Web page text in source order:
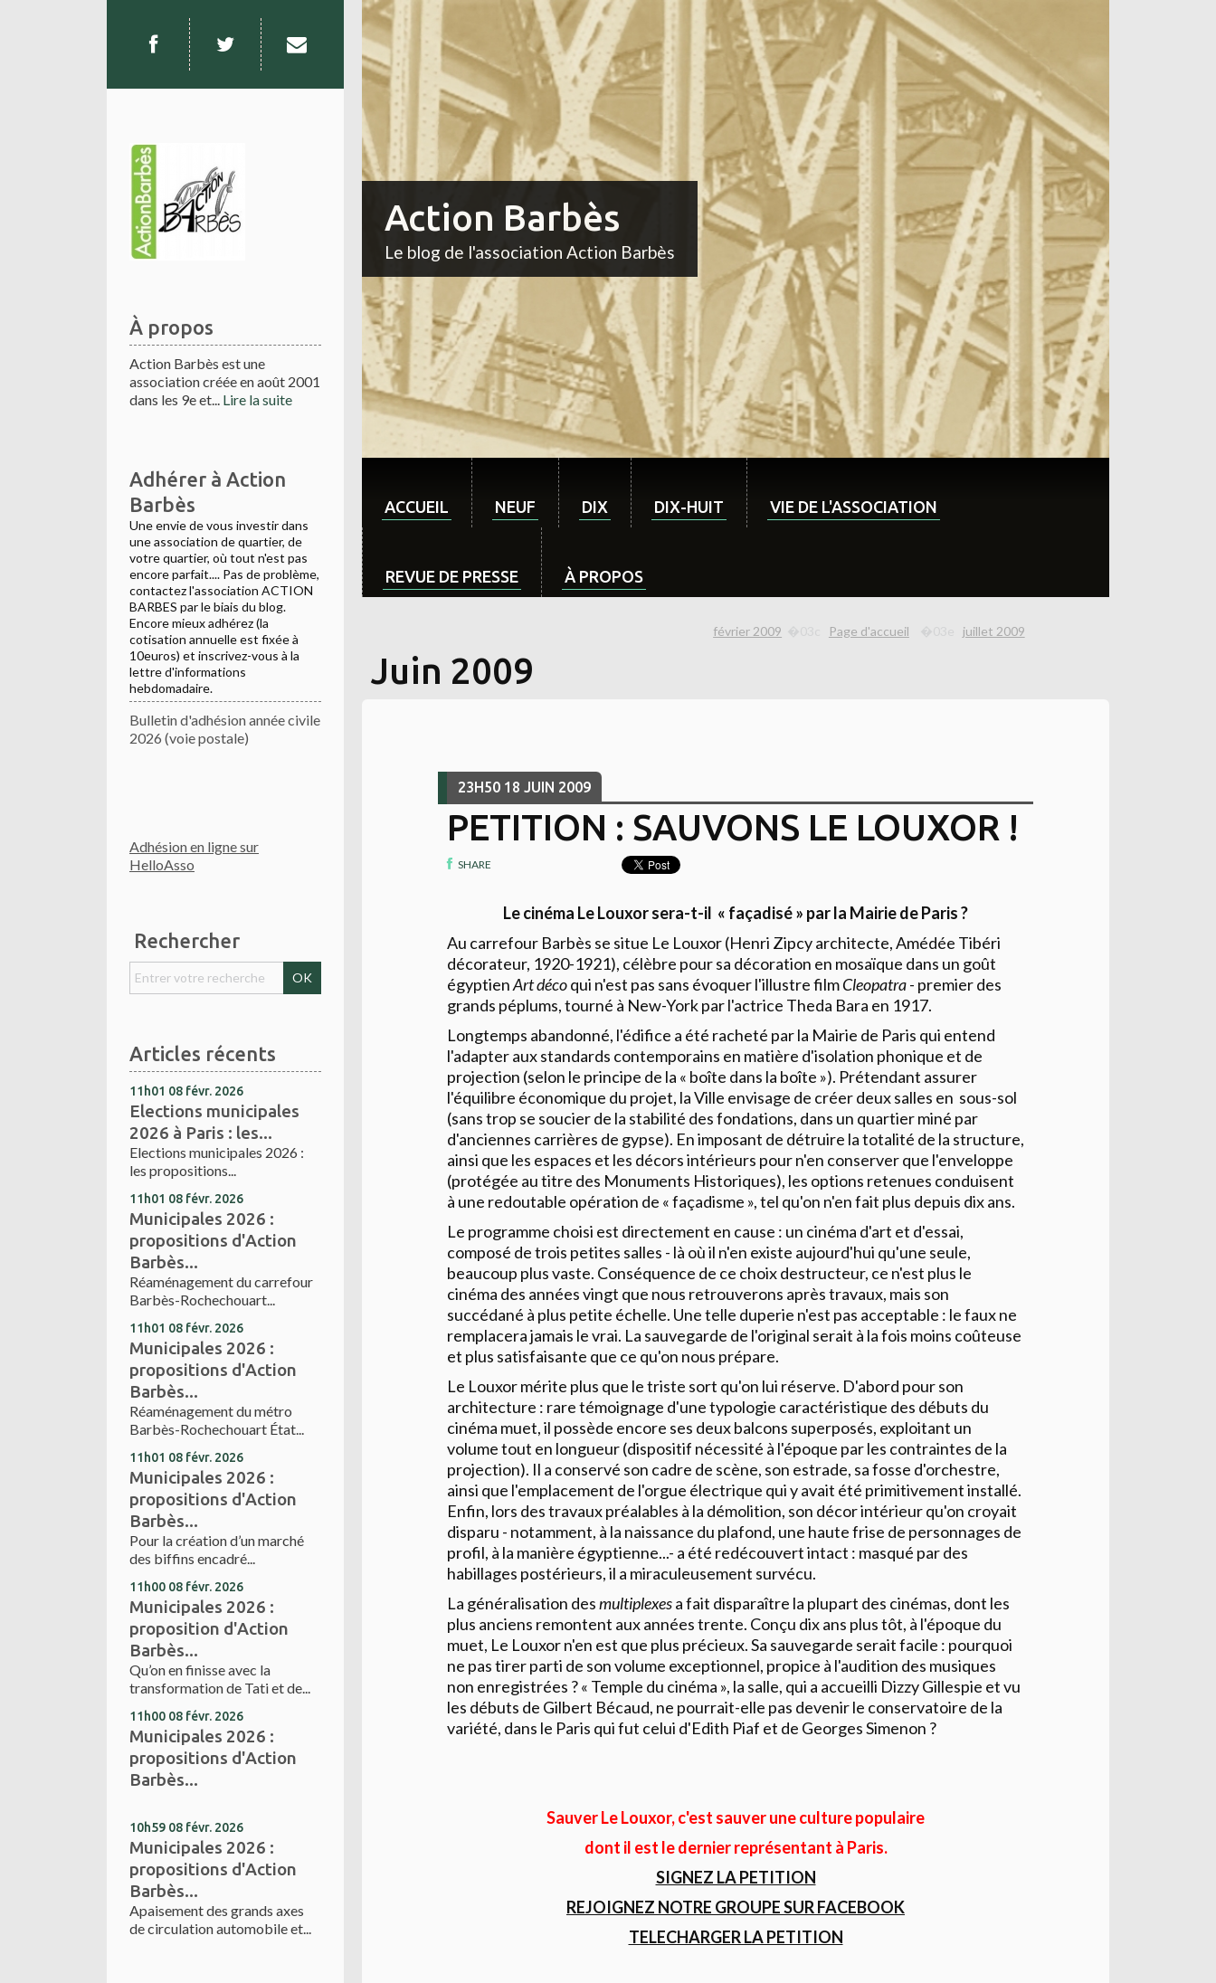
À propos
Action Barbès est une
association créée en août 2001
dans les 9e et... Lire la suite
Adhérer à Action
Barbès
Une envie de vous investir dans
une association de quartier, de
votre quartier, où tout n'est pas
encore parfait.... Pas de problème,
contactez l'association ACTION
BARBES par le biais du blog.
Encore mieux adhérez (la
cotisation annuelle est fixée à
10euros) et inscrivez-vous à la
lettre d'informations
hebdomadaire.
Bulletin d'adhésion année civile
2026 (voie postale)
Adhésion en ligne sur
HelloAsso
Rechercher
Articles récents
11h01 08 févr. 2026
Elections municipales
2026 à Paris : les...
Elections municipales 2026 :
les propositions...
11h01 08 févr. 2026
Municipales 2026 :
propositions d'Action
Barbès...
Réaménagement du carrefour
Barbès-Rochechouart...
11h01 08 févr. 2026
Municipales 2026 :
propositions d'Action
Barbès...
Réaménagement du métro
Barbès-Rochechouart État...
11h01 08 févr. 2026
Municipales 2026 :
propositions d'Action
Barbès...
Pour la création d’un marché
des biffins encadré...
11h00 08 févr. 2026
Municipales 2026 :
proposition d'Action
Barbès...
Qu’on en finisse avec la
transformation de Tati et de...
11h00 08 févr. 2026
Municipales 2026 :
propositions d'Action
Barbès...
10h59 08 févr. 2026
Municipales 2026 :
propositions d'Action
Barbès...
Apaisement des grands axes
de circulation automobile et...
Action Barbès
Le blog de l'association Action Barbès
ACCUEIL NEUF DIX DIX-HUIT VIE DE L'ASSOCIATION
REVUE DE PRESSE À PROPOS
février 2009 Page d'accueil juillet 2009
Juin 2009
23H50 18 JUIN 2009
PETITION : SAUVONS LE LOUXOR !
SHARE
Le cinéma Le Louxor sera-t-il « façadisé » par la Mairie de Paris ?
Au carrefour Barbès se situe Le Louxor (Henri Zipcy architecte, Amédée Tibéri
décorateur, 1920-1921), célèbre pour sa décoration en mosaïque dans un goût
égyptienArt décoqui n'est pas sans évoquer l'illustre filmCleopatra- premier des
grands péplums, tourné à New-York par l'actrice Theda Bara en 1917.
Longtemps abandonné, l'édifice a été racheté par la Mairie de Paris qui entend
l'adapter aux standards contemporains en matière d'isolation phonique et de
projection (selon le principe de la « boîte dans la boîte »). Prétendant assurer
l'équilibre économique du projet, la Ville envisage de créer deux salles en sous-sol
(sans trop se soucier de la stabilité des fondations, dans un quartier miné par
d'anciennes carrières de gypse). En imposant de détruire la totalité de la structure,
ainsi que les espaces et les décors intérieurs pour n'en conserver que l'enveloppe
(protégée au titre des Monuments Historiques), les options retenues conduisent
à une redoutable opération de « façadisme », tel qu'on n'en fait plus depuis dix ans.
Le programme choisi est directement en cause : un cinéma d'art et d'essai,
composé de trois petites salles - là où il n'en existe aujourd'hui qu'une seule,
beaucoup plus vaste. Conséquence de ce choix destructeur, ce n'est plus le
cinéma des années vingt que nous retrouverons après travaux, mais son
succédané à plus petite échelle. Une telle duperie n'est pas acceptable : le faux ne
remplacera jamais le vrai. La sauvegarde de l'original serait à la fois moins coûteuse
et plus satisfaisante que ce qu'on nous prépare.
Le Louxor mérite plus que le triste sort qu'on lui réserve. D'abord pour son
architecture : rare témoignage d'une typologie caractéristique des débuts du
cinéma muet, il possède encore ses deux balcons superposés, exploitant un
volume tout en longueur (dispositif nécessité à l'époque par les contraintes de la
projection). Il a conservé son cadre de scène, son estrade, sa fosse d'orchestre,
ainsi que l'emplacement de l'orgue électrique qui y avait été primitivement installé.
Enfin, lors des travaux préalables à la démolition, son décor intérieur qu'on croyait
disparu - notamment, à la naissance du plafond, une haute frise de personnages de
profil, à la manière égyptienne...- a été redécouvert intact : masqué par des
habillages postérieurs, il a miraculeusement survécu.
La généralisation desmultiplexesa fait disparaître la plupart des cinémas, dont les
plus anciens remontent aux années trente. Conçu dix ans plus tôt, à l'époque du
muet, Le Louxor n'en est que plus précieux. Sa sauvegarde serait facile : pourquoi
ne pas tirer parti de son volume exceptionnel, propice à l'audition des musiques
non enregistrées ? « Temple du cinéma », la salle, qui a accueilli Dizzy Gillespie et vu
les débuts de Gilbert Bécaud, ne pourrait-elle pas devenir le conservatoire de la
variété, dans le Paris qui fut celui d'Edith Piaf et de Georges Simenon ?
Sauver Le Louxor, c'est sauver une culture populaire
dont il est le dernier représentant à Paris.
SIGNEZ LA PETITION
REJOIGNEZ NOTRE GROUPE SUR FACEBOOK
TELECHARGER LA PETITION